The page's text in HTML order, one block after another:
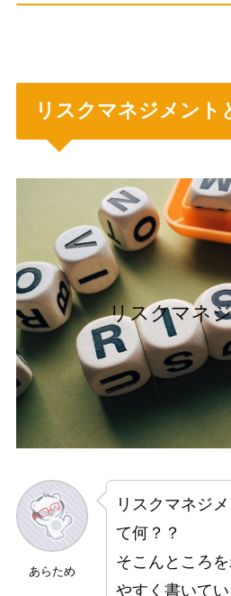
リスクマネジメント
リスクマネ
あらため
リスクマネジ
て何？？
そこんところを
やすく書いてい